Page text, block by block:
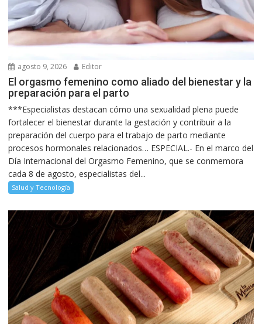
agosto 9, 2026 Editor
El orgasmo femenino como aliado del bienestar y la
preparación para el parto
***Especialistas destacan cómo una sexualidad plena puede
fortalecer el bienestar durante la gestación y contribuir a la
preparación del cuerpo para el trabajo de parto mediante
procesos hormonales relacionados… ESPECIAL.- En el marco del
Día Internacional del Orgasmo Femenino, que se conmemora
cada 8 de agosto, especialistas del...
Salud y Tecnología